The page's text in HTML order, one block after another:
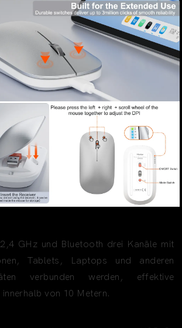
GHz und Bluetooth drei Kanäle mit
Tablets, Laptops und anderen
verbunden werden, effektive
innerhalb von 10 Metern.